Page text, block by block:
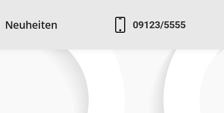
Neuheiten 09123/5555
Neuheiten 09123/5555